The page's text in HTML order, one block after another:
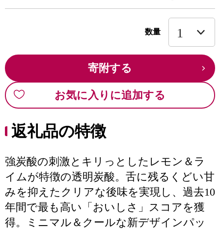
数量
寄附する
お気に入りに追加する
返礼品の特徴
強炭酸の刺激とキリっとしたレモン＆ラ
イムが特徴の透明炭酸。舌に残るくどい甘
みを抑えたクリアな後味を実現し、過去10
年間で最も高い「おいしさ」スコアを獲
得。ミニマル＆クールな新デザインパッ